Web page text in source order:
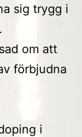
sig trygg i
om att
förbjudna
i